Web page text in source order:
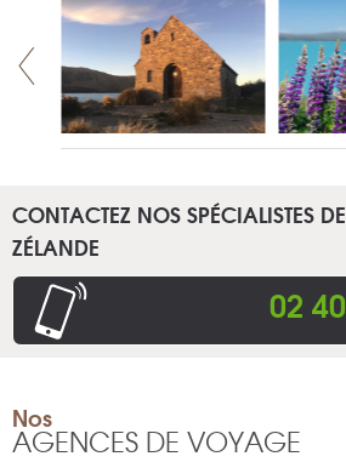
CONTACTEZ NOS SPÉCIALISTES
ZÉLANDE
02
Nos
AGENCES DE VOYAGE